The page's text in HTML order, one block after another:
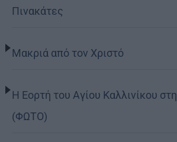
Πινακάτες
Μακριά από τον Χριστό
Η Εορτή του Αγίου Καλλινίκου
(ΦΩΤΟ)